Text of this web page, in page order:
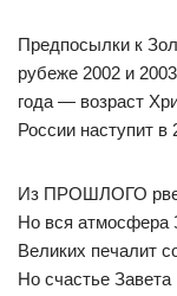
Предпосылки к
рубеже 2002 и
года — возраст
России наступит в
Из ПРОШЛОГО
Но вся атмосфера
Великих печалит
Но счастье Завета